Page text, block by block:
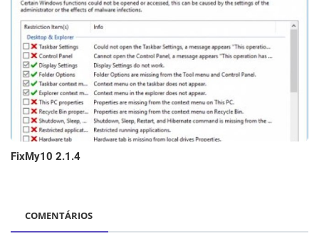
FixMy10 2.1.4
COMENTÁRIOS